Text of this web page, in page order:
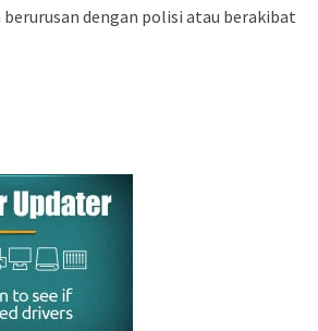
dengan polisi atau berakibat